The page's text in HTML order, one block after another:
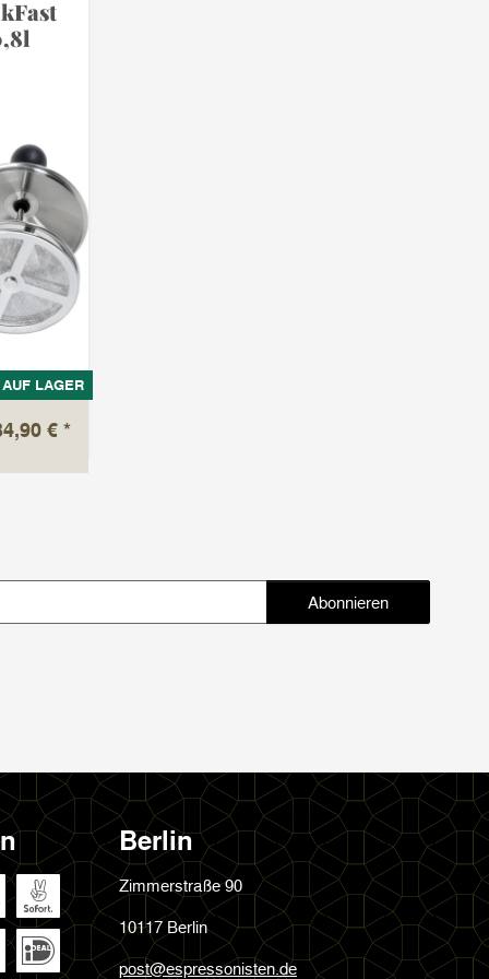
AUF LAGER
€ *
AbonnierenAbonnieren
Berlin
Zimmerstraße 90
10117 Berlin
post@espressonisten.de